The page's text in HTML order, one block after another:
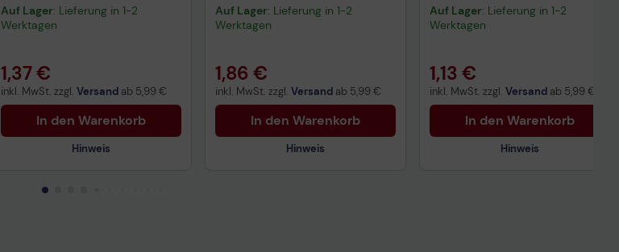
Auf Lager: Lieferung in 1-2
Werktagen
1,37 €
inkl. MwSt. zzgl. Versand ab 5,99 €
In den Warenkorb
Hinweis
Auf Lager: Lieferung in 1-2
Werktagen
1,86 €
inkl. MwSt. zzgl. Versand ab 5,99 €
In den Warenkorb
Hinweis
Auf Lager: Lieferung in 1-2
Werktagen
1,13 €
inkl. MwSt. zzgl. Versand ab 5,99 €
In den Warenkorb
Hinweis